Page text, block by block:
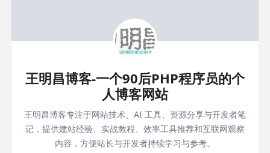
王明昌博客-一个90后PHP程序员的个
人博客网站
王明昌博客专注于网站技术、AI 工具、资源分享与开发者笔
记，提供建站经验、实战教程、效率工具推荐和互联网观察
内容，方便站长与开发者持续学习与参考。